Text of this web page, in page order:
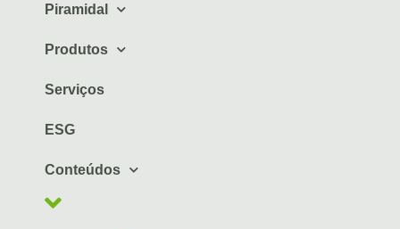
Piramidal
Produtos
Serviços
ESG
Conteúdos